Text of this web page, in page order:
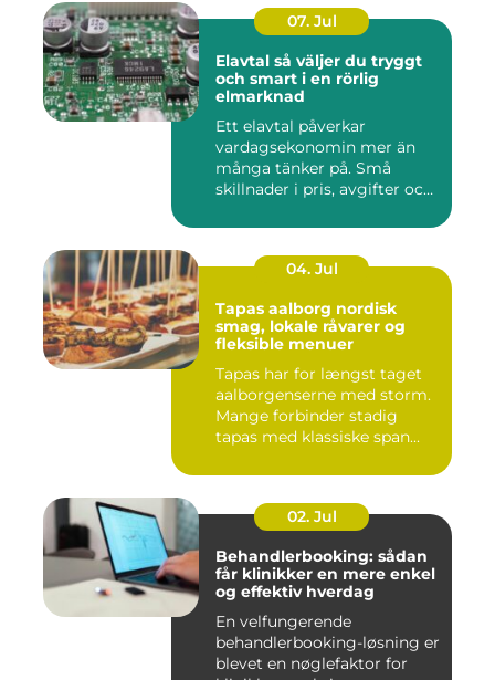
07. Jul
Elavtal så väljer du tryggt
och smart i en rörlig
elmarknad
Ett elavtal påverkar
vardagsekonomin mer än
många tänker på. Små
skillnader i pris, avgifter och
04. Jul
Tapas aalborg nordisk
smag, lokale råvarer og
fleksible menuer
Tapas har for længst taget
aalborgenserne med storm.
Mange forbinder stadig
tapas med klassiske span...
02. Jul
Behandlerbooking: sådan
får klinikker en mere enkel
og effektiv hverdag
En velfungerende
behandlerbooking-løsning er
blevet en nøglefaktor for